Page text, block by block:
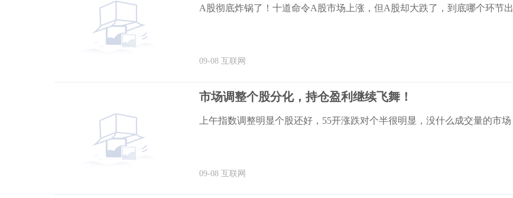
A股彻底炸锅了！十道命令A股市场上涨，但A股却大跌了，到底哪个环节出
09-08 互联网
市场调整个股分化，持仓盈利继续飞舞！
上午指数调整明显个股还好，55开涨跌对个半很明显，没什么成交量的市场
09-08 互联网